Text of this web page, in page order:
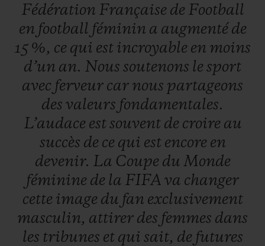
du ballon rond au féminin néanmoins
centenaire.
Fédération Française de Football
en football féminin a augmenté de
15 %, ce qui est incroyable en moins
d’un an. Nous soutenons le sport
avec ferveur car nous partageons
des valeurs fondamentales.
L’audace estsouvent de croire au
succès de ce qui est encore en
devenir. La Coupe du Monde
féminine de la FIFA va changer
cette image du fan exclusivement
masculin, attirer des femmes dans
les tribunes et qui sait, de futures